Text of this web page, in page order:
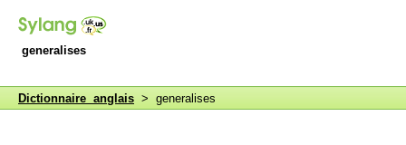
generalises
Dictionnaire anglais > generalises